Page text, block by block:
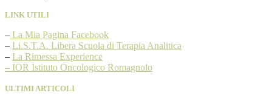
LINK UTILI
– La Mia Pagina Facebook
– Li.S.T.A. Libera Scuola di Terapia Analitica
– La Rimessa Experience
– IOR Istituto Oncologico Romagnolo
ULTIMI ARTICOLI